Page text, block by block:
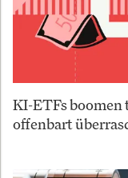
KI-ETFs boomen
offenbart